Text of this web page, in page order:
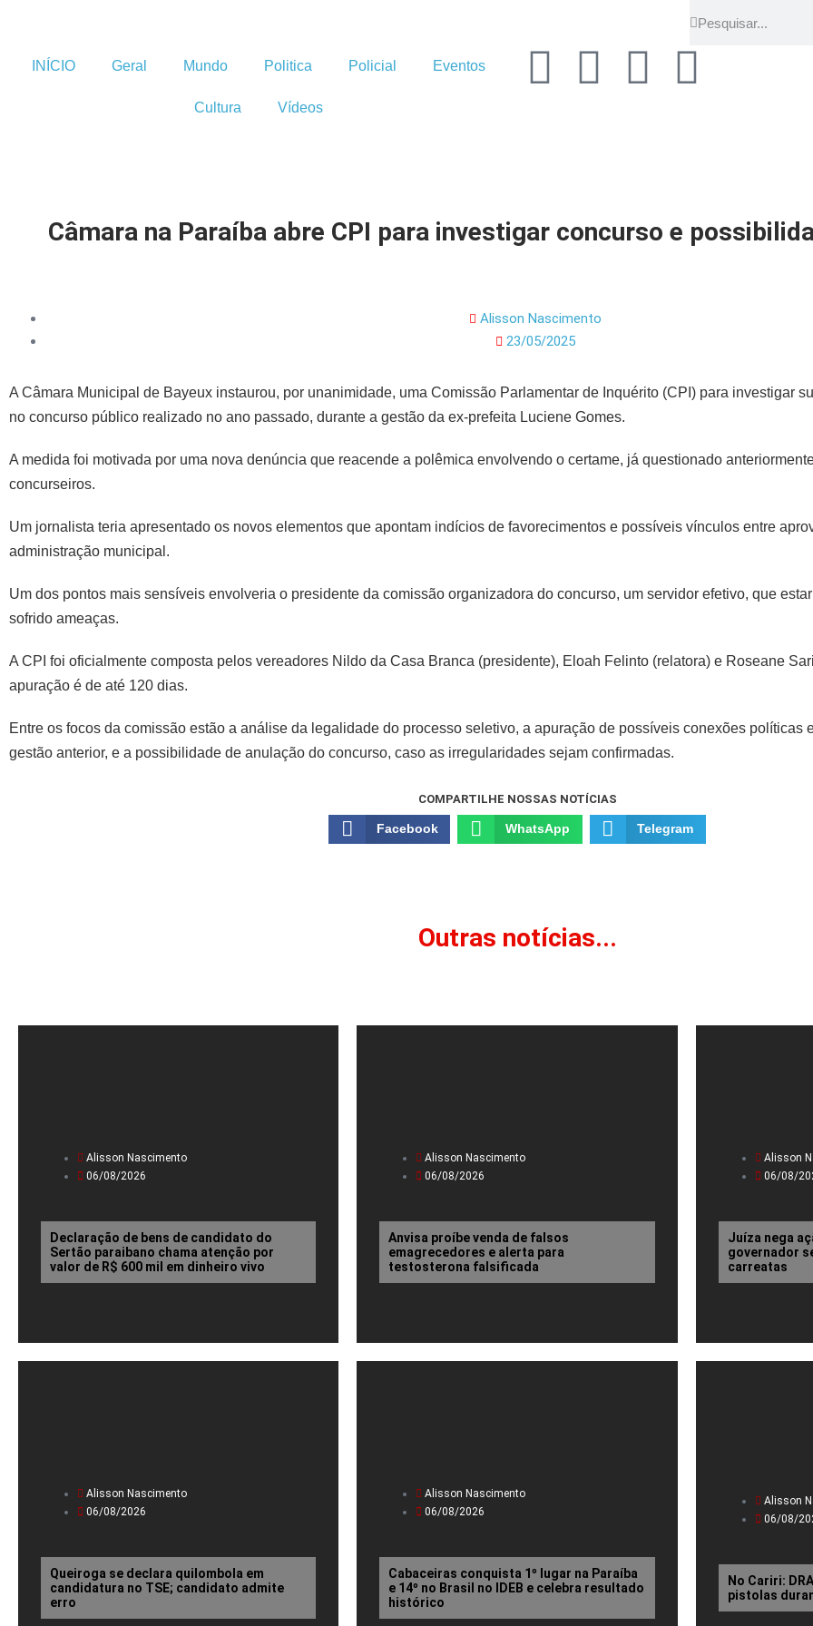
INÍCIO Geral Mundo Politica Policial Eventos
Cultura Vídeos
Câmara na Paraíba abre CPI para investigar concurso e
Alisson Nascimento
23/05/2025
A Câmara Municipal de Bayeux instaurou, por unanimidade, uma Comissão Parlamentar de Inquérito (CPI) para investigar
no concurso público realizado no ano passado, durante a gestão da ex-prefeita Luciene Gomes.
A medida foi motivada por uma nova denúncia que reacende a polêmica envolvendo o certame, já questionado
concurseiros.
Um jornalista teria apresentado os novos elementos que apontam indícios de favorecimentos e possíveis vínculos entre
administração municipal.
Um dos pontos mais sensíveis envolveria o presidente da comissão organizadora do concurso, um servidor efetivo, que
sofrido ameaças.
A CPI foi oficialmente composta pelos vereadores Nildo da Casa Branca (presidente), Eloah Felinto (relatora) e Roseane
apuração é de até 120 dias.
Entre os focos da comissão estão a análise da legalidade do processo seletivo, a apuração de possíveis conexões políticas
gestão anterior, e a possibilidade de anulação do concurso, caso as irregularidades sejam confirmadas.
COMPARTILHE NOSSAS NOTÍCIAS
Facebook WhatsApp Telegram
Outras notícias...
Alisson Nascimento
06/08/2026
Declaração de bens de candidato do
Sertão paraibano chama atenção por
valor de R$ 600 mil em dinheiro vivo
Alisson Nascimento
06/08/2026
Anvisa proíbe venda de falsos
emagrecedores e alerta para
testosterona falsificada
Alisson
06/08/
Juíza nega
governador
carreatas
Alisson Nascimento
06/08/2026
Queiroga se declara quilombola em
candidatura no TSE; candidato admite
erro
Alisson Nascimento
06/08/2026
Cabaceiras conquista 1º lugar na Paraíba
e 14º no Brasil no IDEB e celebra resultado
histórico
Alisson
06/08/
No Cariri:
pistolas